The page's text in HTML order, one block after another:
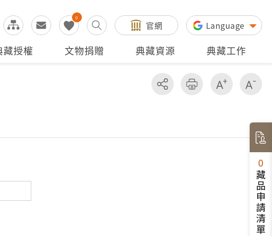
0
官網 Language
藏授權 文物捐贈 典藏資源 典藏工作
分享 友善列印 增加字級
0
藏品申請清單